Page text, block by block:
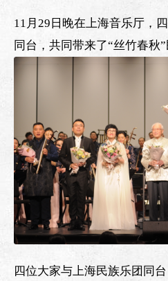
11月29日晚在上海音乐厅，
同台，共同带来了“丝竹春秋”
四位大家与上海民族乐团同台